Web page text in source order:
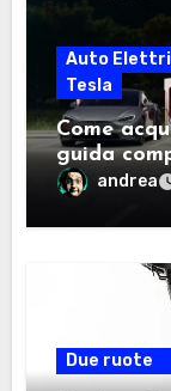
Auto
Tesla
Come
guida
andrea
Due ruote